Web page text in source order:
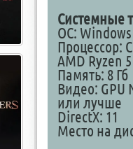
Системные
ОС:
Процессор:
AMD Ryzen
Память: 8 Гб
Видео: GPU
или лучше
DirectX: 11
Место на